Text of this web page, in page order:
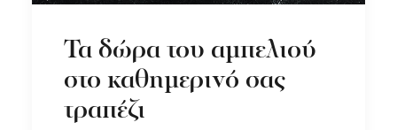
Τα δώρα του αμπελιού
στο καθημερινό σας
τραπέζι